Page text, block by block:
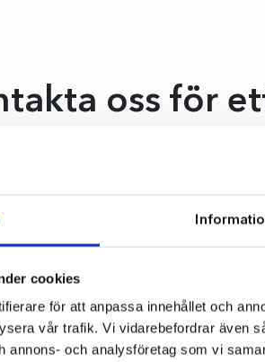
cookies
för att anpassa innehållet och
vår trafik. Vi vidarebefordrar även
annons- och analysföretag som vi
oss för
hjälpa just ditt företag? Fyll i